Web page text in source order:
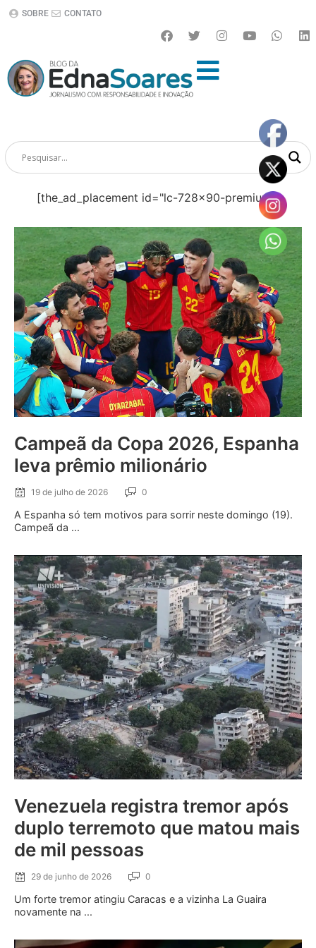
SOBRE CONTATO
[the_ad_placement id="lc-728x90-premium"]
Campeã da Copa 2026, Espanha
leva prêmio milionário
19 de julho de 2026 0
A Espanha só tem motivos para sorrir neste domingo (19).
Campeã da ...
Venezuela registra tremor após
duplo terremoto que matou mais
de mil pessoas
29 de junho de 2026 0
Um forte tremor atingiu Caracas e a vizinha La Guaira
novamente na ...